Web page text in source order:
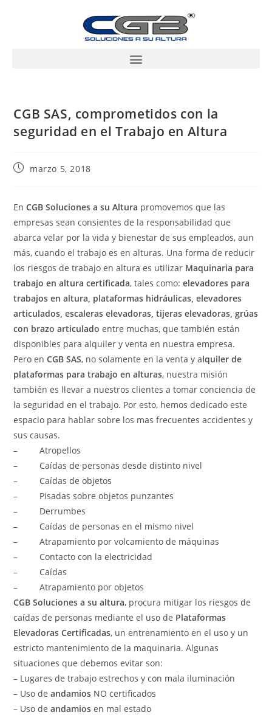
CGB SAS, comprometidos con la
seguridad en el Trabajo en Altura
marzo 5, 2018
EnCGB Soluciones a su Altura promovemos que las
empresas sean consientes de la responsabilidad que
abarca velar por la vida y bienestar de sus empleados, aun
más, cuando el trabajo es en alturas. Una forma de reducir
los riesgos de trabajo en altura es utilizar Maquinaria para
trabajo en altura certificada, tales como:elevadores para
trabajos en altura, plataformas hidráulicas, elevadores
articulados, escaleras elevadoras, tijeras elevadoras, grúas
con brazoarticulado entre muchas, que también están
disponibles para alquiler y venta en nuestra empresa.
Pero enCGB SAS, no solamente en la venta y alquiler de
plataformas paratrabajo en alturas, nuestra misión
también es llevar a nuestros clientes a tomar conciencia de
la seguridad en el trabajo. Por esto, hemos dedicado este
espacio para hablar sobre los mas frecuentes accidentes y
sus causas.
– Atropellos
– Caídas de personas desde distinto nivel
– Caídas de objetos
– Pisadas sobre objetos punzantes
– Derrumbes
– Caídas de personas en el mismo nivel
– Atrapamiento por volcamiento de máquinas
– Contacto con la electricidad
– Caídas
– Atrapamiento por objetos
CGB Soluciones a su altura, procura mitigar los riesgos de
caídas de personas mediante el uso de Plataformas
Elevadoras Certificadas, un entrenamiento en el uso y un
estricto mantenimiento de la maquinaria. Algunas
situaciones que debemos evitar son:
– Lugares de trabajo estrechos y con mala iluminación
– Uso deandamios NO certificados
– Uso deandamios en mal estado